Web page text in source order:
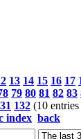
13 14 15 16 17
79 80 81 82 83
132 (10
index back